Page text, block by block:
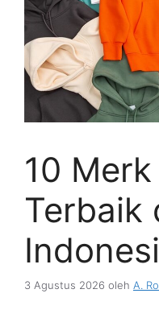
10
Terbaik
3 Agustus 2026 oleh A.